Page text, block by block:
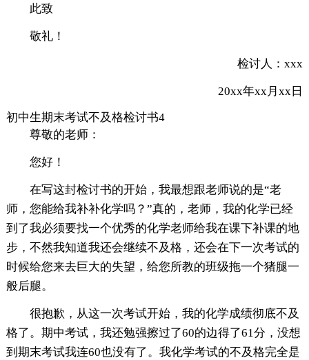
此致
敬礼！
检讨人：xxx
20xx年xx月xx日
初中生期末考试不及格检讨书4
尊敬的老师：
您好！
在写这封检讨书的开始，我最想跟老师说的是“老
师，您能给我补补化学吗？”真的，老师，我的化学已经
到了我必须要找一个优秀的化学老师给我在课下补课的地
步，不然我知道我还会继续不及格，还会在下一次考试的
时候给您来去巨大的失望，给您所教的班级拖一个猪腿一
般后腿。
很抱歉，从这一次考试开始，我的化学成绩彻底不及
格了。期中考试，我还勉强擦过了60的边得了61分，没想
到期末考试我连60也没有了。我化学考试的不及格完全是